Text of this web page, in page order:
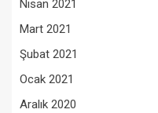
Nisan 2021
Mart 2021
Şubat 2021
Ocak 2021
Aralık 2020